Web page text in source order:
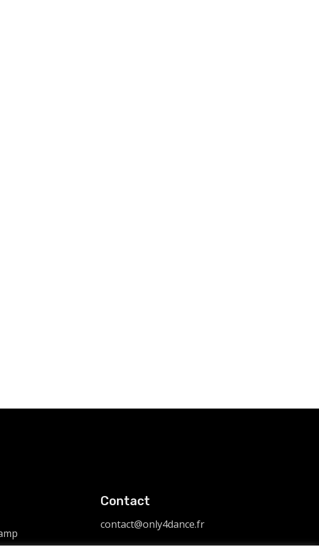
Contact
contact@only4dance.fr